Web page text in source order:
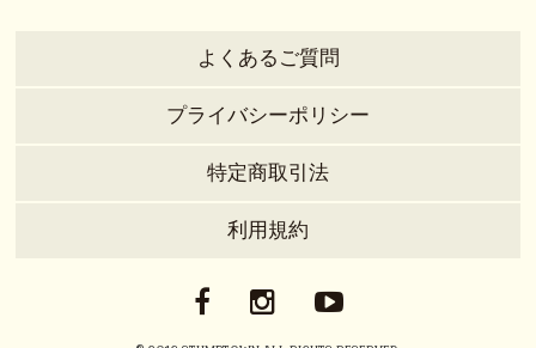
よくあるご質問
プライバシーポリシー
特定商取引法
利用規約